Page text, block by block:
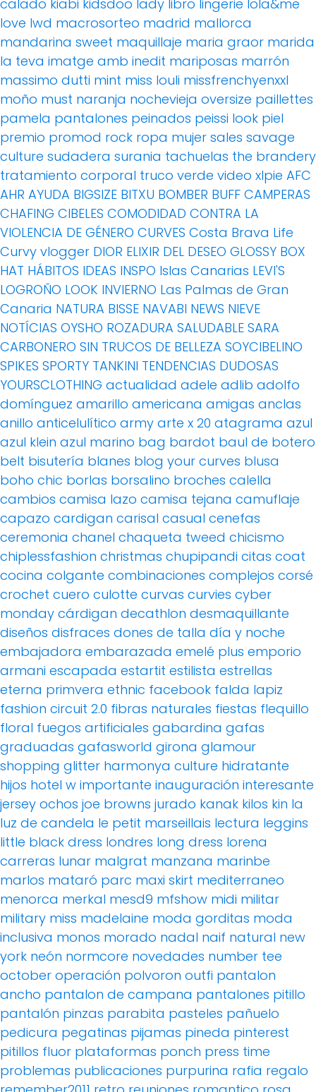
calado kiabi kidsdoo lady libro lingerie lola&me
love lwd macrosorteo madrid mallorca
mandarina sweet maquillaje maria graor marida
la teva imatge amb inedit mariposas marrón
massimo dutti mint miss louli missfrenchyenxxl
moño must naranja nochevieja oversize paillettes
pamela pantalones peinados peissi look piel
premio promod rock ropa mujer sales savage
culture sudadera surania tachuelas the brandery
tratamiento corporal truco verde video xlpie AFC
AHR AYUDA BIGSIZE BITXU BOMBER BUFF CAMPERAS
CHAFING CIBELES COMODIDAD CONTRA LA
VIOLENCIA DE GÉNERO CURVES Costa Brava Life
Curvy vlogger DIOR ELIXIR DEL DESEO GLOSSY BOX
HAT HÁBITOS IDEAS INSPO Islas Canarias LEVI'S
LOGROÑO LOOK INVIERNO Las Palmas de Gran
Canaria NATURA BISSE NAVABI NEWS NIEVE
NOTÍCIAS OYSHO ROZADURA SALUDABLE SARA
CARBONERO SIN TRUCOS DE BELLEZA SOYCIBELINO
SPIKES SPORTY TANKINI TENDENCIAS DUDOSAS
YOURSCLOTHING actualidad adele adlib adolfo
domínguez amarillo americana amigas anclas
anillo anticelulítico army arte x 20 atagrama azul
azul klein azul marino bag bardot baul de botero
belt bisutería blanes blog your curves blusa
boho chic borlas borsalino broches calella
cambios camisa lazo camisa tejana camuflaje
capazo cardigan carisal casual cenefas
ceremonia chanel chaqueta tweed chicismo
chiplessfashion christmas chupipandi citas coat
cocina colgante combinaciones complejos corsé
crochet cuero culotte curvas curvies cyber
monday cárdigan decathlon desmaquillante
diseños disfraces dones de talla día y noche
embajadora embarazada emelé plus emporio
armani escapada estartit estilista estrellas
eterna primvera ethnic facebook falda lapiz
fashion circuit 2.0 fibras naturales fiestas flequillo
floral fuegos artificiales gabardina gafas
graduadas gafasworld girona glamour
shopping glitter harmonya culture hidratante
hijos hotel w importante inauguración interesante
jersey ochos joe browns jurado kanak kilos kin la
luz de candela le petit marseillais lectura leggins
little black dress londres long dress lorena
carreras lunar malgrat manzana marinbe
marlos mataró parc maxi skirt mediterraneo
menorca merkal mesd9 mfshow midi militar
military miss madelaine moda gorditas moda
inclusiva monos morado nadal naif natural new
york neón normcore novedades number tee
october operación polvoron outfi pantalon
ancho pantalon de campana pantalones pitillo
pantalón pinzas parabita pasteles pañuelo
pedicura pegatinas pijamas pineda pinterest
pitillos fluor plataformas ponch press time
problemas publicaciones purpurina rafia regalo